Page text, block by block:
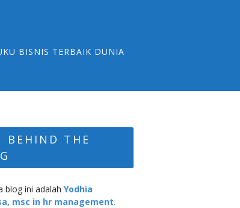
BISNIS TERBAIK DUNIA
BEHIND THE
blog ini adalah Yodhia
msc in hr management.